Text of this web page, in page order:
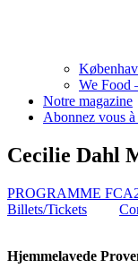
We Food
Notre magazine
Abonnez vous
Cecilie Dahl
PROGRAMME
Billets/Tickets
Hjemmelavede